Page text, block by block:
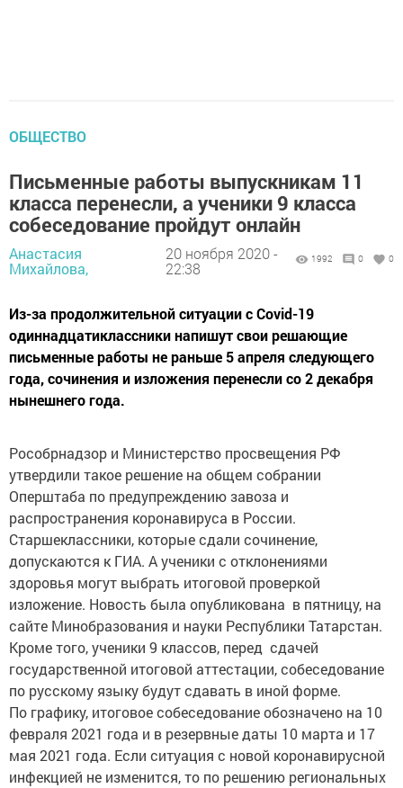
ОБЩЕСТВО
Письменные работы выпускникам 11
класса перенесли, а ученики 9 класса
собеседование пройдут онлайн
Анастасия
Михайлова,
20 ноября 2020 -
22:38
1992 0 0
Из-за продолжительной ситуации с Covid-19
одиннадцатиклассники напишут свои решающие
письменные работы не раньше 5 апреля следующего
года, сочинения и изложения перенесли со 2 декабря
нынешнего года.
Рособрнадзор и Министерство просвещения РФ
утвердили такое решение на общем собрании
Оперштаба по предупреждению завоза и
распространения коронавируса в России.
Старшеклассники, которые сдали сочинение,
допускаются к ГИА. А ученики с отклонениями
здоровья могут выбрать итоговой проверкой
изложение. Новость была опубликована в пятницу, на
сайте Минобразования и науки Республики Татарстан.
Кроме того, ученики 9 классов, перед сдачей
государственной итоговой аттестации, собеседование
по русскому языку будут сдавать в иной форме.
По графику, итоговое собеседование обозначено на 10
февраля 2021 года и в резервные даты 10 марта и 17
мая 2021 года. Если ситуация с новой коронавирусной
инфекцией не изменится, то по решению региональных